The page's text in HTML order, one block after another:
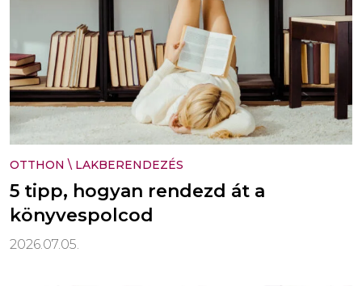
OTTHON \ LAKBERENDEZÉS
5 tipp, hogyan rendezd át a
könyvespolcod
2026.07.05.